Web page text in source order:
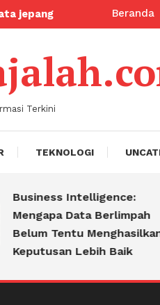
jepang Beranda
Terkini
TEKNOLOGI
Business Intelligence:
Data Berlimpah
Tentu Menghasilkan
Keputusan Lebih Baik